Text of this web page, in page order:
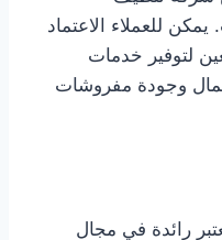
للعملاء الاعتماد
لتوفير خدمات
وجودة مفروشات
رائدة في مجال